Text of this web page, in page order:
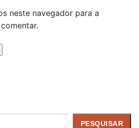
neste navegador para a
PESQUISAR